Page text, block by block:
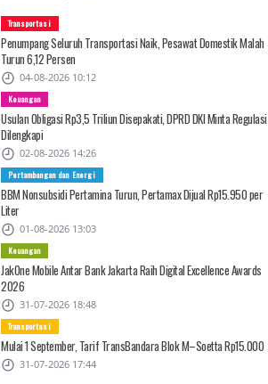
Transportasi
Penumpang Seluruh Transportasi Naik, Pesawat Domestik Malah
Turun 6,12 Persen
04-08-2026 10:12
Keuangan
Usulan Obligasi Rp3,5 Triliun Disepakati, DPRD DKI Minta Regulasi
Dilengkapi
02-08-2026 14:26
Pertambangan dan Energi
BBM Nonsubsidi Pertamina Turun, Pertamax Dijual Rp15.950 per
Liter
01-08-2026 13:03
Keuangan
JakOne Mobile Antar Bank Jakarta Raih Digital Excellence Awards
2026
31-07-2026 18:48
Transportasi
Mulai 1 September, Tarif TransBandara Blok M–Soetta Rp15.000
31-07-2026 17:44